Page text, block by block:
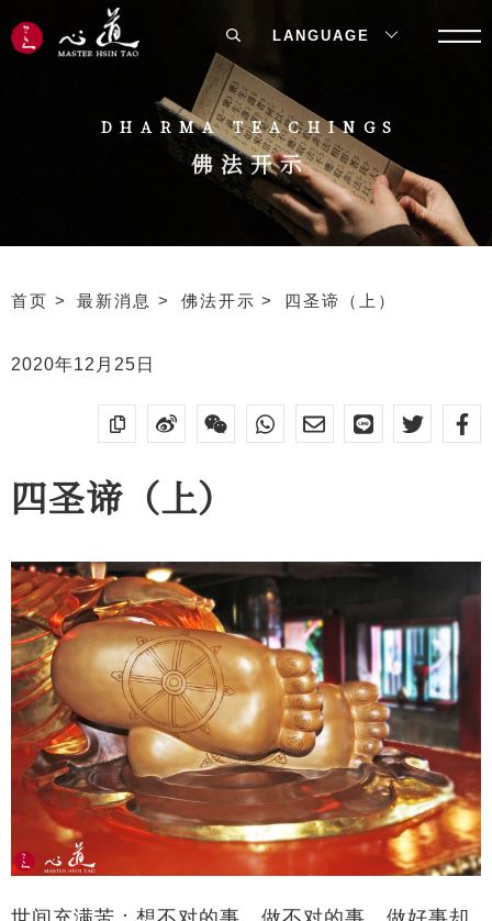
DHARMA TEACHINGS
佛法开示
首页 最新消息 佛法开示 四圣谛（上）
2020年12月25日
四圣谛（上）
LANGUAGE